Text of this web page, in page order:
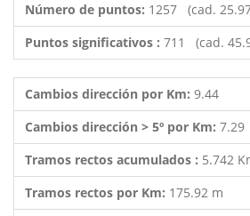
Número de puntos: 1257 (cad.
Puntos significativos : 711 (cad.
Cambios dirección por Km: 9.44
Cambios dirección > 5º por Km: 7.29
Tramos rectos acumulados : 5.742
Tramos rectos por Km: 175.92 m